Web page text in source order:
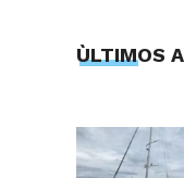
ÙLTIMOS